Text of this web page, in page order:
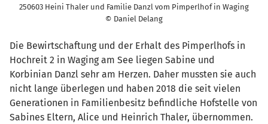
250603 Heini Thaler und Familie Danzl vom Pimperlhof in Waging
© Daniel Delang
Die Bewirtschaftung und der Erhalt des Pimperlhofs in
Hochreit 2 in Waging am See liegen Sabine und
Korbinian Danzl sehr am Herzen. Daher mussten sie auch
nicht lange überlegen und haben 2018 die seit vielen
Generationen in Familienbesitz befindliche Hofstelle von
Sabines Eltern, Alice und Heinrich Thaler, übernommen.